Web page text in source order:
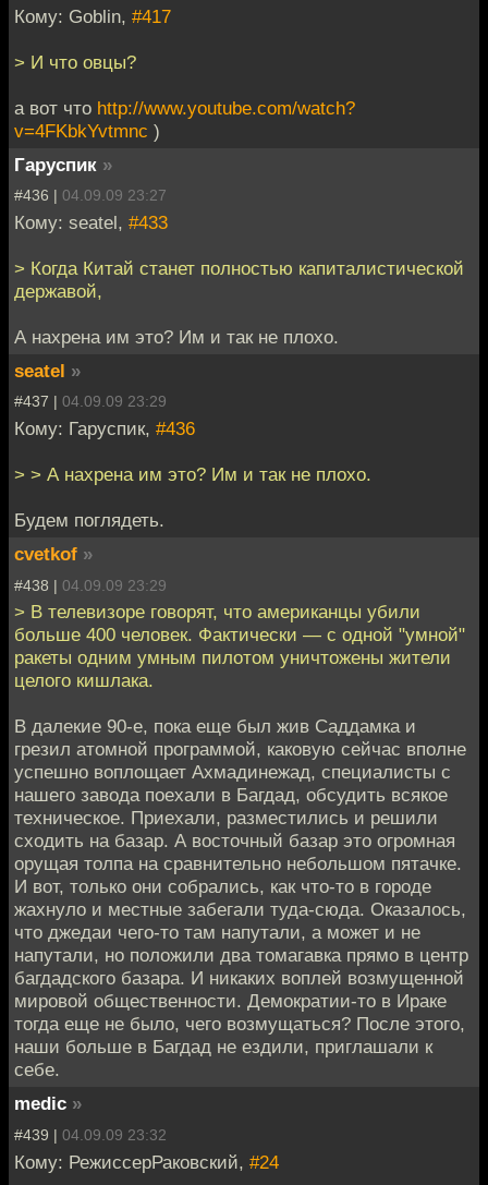
Кому: Goblin, #417
> И что овцы?
а вот что http://www.youtube.com/watch?
v=4FKbkYvtmnc )
Гаруспик »
#436 | 04.09.09 23:27
Кому: seatel, #433
> Когда Китай станет полностью капиталистической
державой,
А нахрена им это? Им и так не плохо.
seatel »
#437 | 04.09.09 23:29
Кому: Гаруспик, #436
> > А нахрена им это? Им и так не плохо.
Будем поглядеть.
cvetkof »
#438 | 04.09.09 23:29
> В телевизоре говорят, что американцы убили
больше 400 человек. Фактически — с одной "умной"
ракеты одним умным пилотом уничтожены жители
целого кишлака.
В далекие 90-е, пока еще был жив Саддамка и
грезил атомной программой, каковую сейчас вполне
успешно воплощает Ахмадинежад, специалисты с
нашего завода поехали в Багдад, обсудить всякое
техническое. Приехали, разместились и решили
сходить на базар. А восточный базар это огромная
орущая толпа на сравнительно небольшом пятачке.
И вот, только они собрались, как что-то в городе
жахнуло и местные забегали туда-сюда. Оказалось,
что джедаи чего-то там напутали, а может и не
напутали, но положили два томагавка прямо в центр
багдадского базара. И никаких воплей возмущенной
мировой общественности. Демократии-то в Ираке
тогда еще не было, чего возмущаться? После этого,
наши больше в Багдад не ездили, приглашали к
себе.
medic »
#439 | 04.09.09 23:32
Кому: РежиссерРаковский, #24